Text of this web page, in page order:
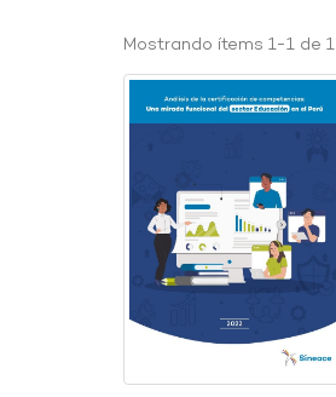
Mostrando ítems 1-1 de 1